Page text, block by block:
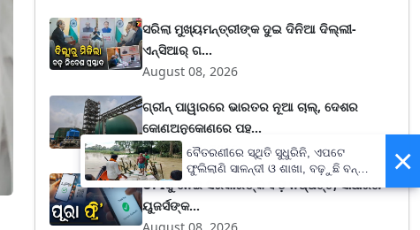
ସରିଲା ମୁଖ୍ୟମନ୍ତ୍ରୀଙ୍କ ଦୁଇ ଦିନିଆ ଦିଲ୍ଲୀ-
ଏନ୍‌ସିଆର୍ ଗ...
August 08, 2026
ଗ୍ରୀନ୍ ପାୱାରରେ ଭାରତର ନୂଆ ଚାଲ୍, ଦେଶର
କୋଣଅନୁକୋଣରେ ପହ...
August 08, 2026
UPIକୁ ନେଇ ସରକାରଙ୍କ ବଡ଼ ନିଷ୍ପତ୍ତି, ସାଧାରଣ
ୟୁଜର୍ସଙ୍କ...
×
ବୈତରଣୀରେ ସ୍ଥିତି ସୁଧୁରିନି, ଏପଟେ
ଫୁଲିଲାଣି ସାଳନ୍ଦୀ ଓ ଶାଖା, ବଢ଼ୁଛି ବନ୍ୟା